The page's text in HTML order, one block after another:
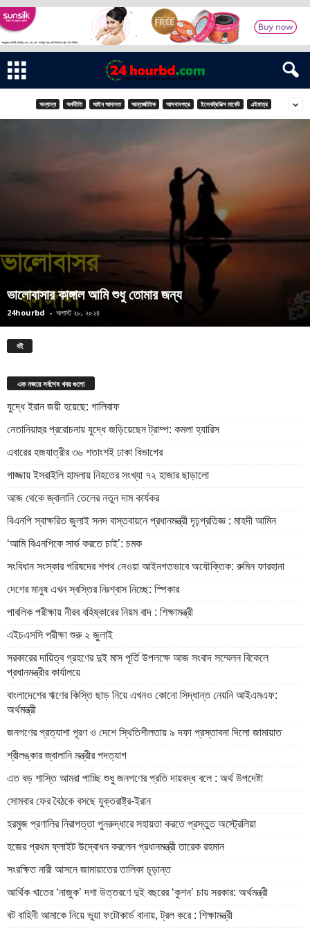
অন্যান্য অর্থনীতি আইন আদালত আন্তর্জাতিক আসবাবপত্র ইলেকট্রনিক্স মার্কেট এইমাত্র
ভালোবাসার কাঙ্গাল আমি শুধু তোমার জন্য
24hourbd - অগাস্ট ২৮, ২০২৪
বই
এক নজরে সর্বশেষ খবর গুলো
যুদ্ধে ইরান জয়ী হয়েছে: গালিবাফ
নেতানিয়াহুর প্ররোচনায় যুদ্ধে জড়িয়েছেন ট্রাম্প: কমলা হ্যারিস
এবারের হজযাত্রীর ৩৬ শতাংশই ঢাকা বিভাগের
গাজ্জায় ইসরাইলি হামলায় নিহতের সংখ্যা ৭২ হাজার ছাড়ালো
আজ থেকে জ্বালানি তেলের নতুন দাম কার্যকর
বিএনপি স্বাক্ষরিত জুলাই সনদ বাস্তবায়নে প্রধানমন্ত্রী দৃঢ়প্রতিজ্ঞ : মাহদী আমিন
‘আমি বিএনপিকে সার্ভ করতে চাই’: চমক
সংবিধান সংস্কার পরিষদের শপথ নেওয়া আইনগতভাবে অযৌক্তিক: রুমিন ফারহানা
দেশের মানুষ এখন স্বস্তির নিঃশ্বাস নিচ্ছে: স্পিকার
পাবলিক পরীক্ষায় নীরব বহিষ্কারের নিয়ম বাদ : শিক্ষামন্ত্রী
এইচএসসি পরীক্ষা শুরু ২ জুলাই
সরকারের দায়িত্ব গ্রহণের দুই মাস পূর্তি উপলক্ষে আজ সংবাদ সম্মেলন বিকেলে
প্রধানমন্ত্রীর কার্যালয়ে
বাংলাদেশের ঋণের কিস্তি ছাড় নিয়ে এখনও কোনো সিদ্ধান্ত নেয়নি আইএমএফ:
অর্থমন্ত্রী
জনগণের প্রত্যাশা পূরণ ও দেশে স্থিতিশীলতায় ৯ দফা প্রস্তাবনা দিলো জামায়াত
শ্রীলঙ্কার জ্বালানি মন্ত্রীর পদত্যাগ
এত বড় শাস্তি আমরা পাচ্ছি শুধু জনগণের প্রতি দায়বদ্ধ বলে : অর্থ উপদেষ্টা
সোমবার ফের বৈঠকে বসছে যুক্তরাষ্ট্র-ইরান
হরমুজ প্রণালির নিরাপত্তা পুনরুদ্ধারে সহায়তা করতে প্রস্তুত অস্ট্রেলিয়া
হজের প্রথম ফ্লাইট উদ্বোধন করলেন প্রধানমন্ত্রী তারেক রহমান
সংরক্ষিত নারী আসনে জামায়াতের তালিকা চূড়ান্ত
আর্থিক খাতের ‘নাজুক’ দশা উত্তরণে দুই বছরের ‘কুশন’ চায় সরকার: অর্থমন্ত্রী
বট বাহিনী আমাকে নিয়ে ভুয়া ফটোকার্ড বানায়, ট্রল করে : শিক্ষামন্ত্রী